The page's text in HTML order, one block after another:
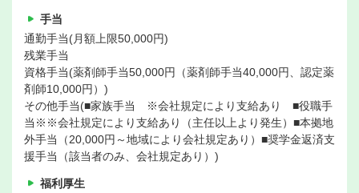
手当
通勤手当(月額上限50,000円)
残業手当
資格手当(薬剤師手当50,000円（薬剤師手当40,000円、認定薬
剤師10,000円）)
その他手当(■家族手当 ※会社規定により支給あり ■役職手
当※※会社規定により支給あり（主任以上より発生）■本拠地
外手当（20,000円～地域により会社規定あり）■奨学金返済支
援手当（該当者のみ、会社規定あり）)
福利厚生